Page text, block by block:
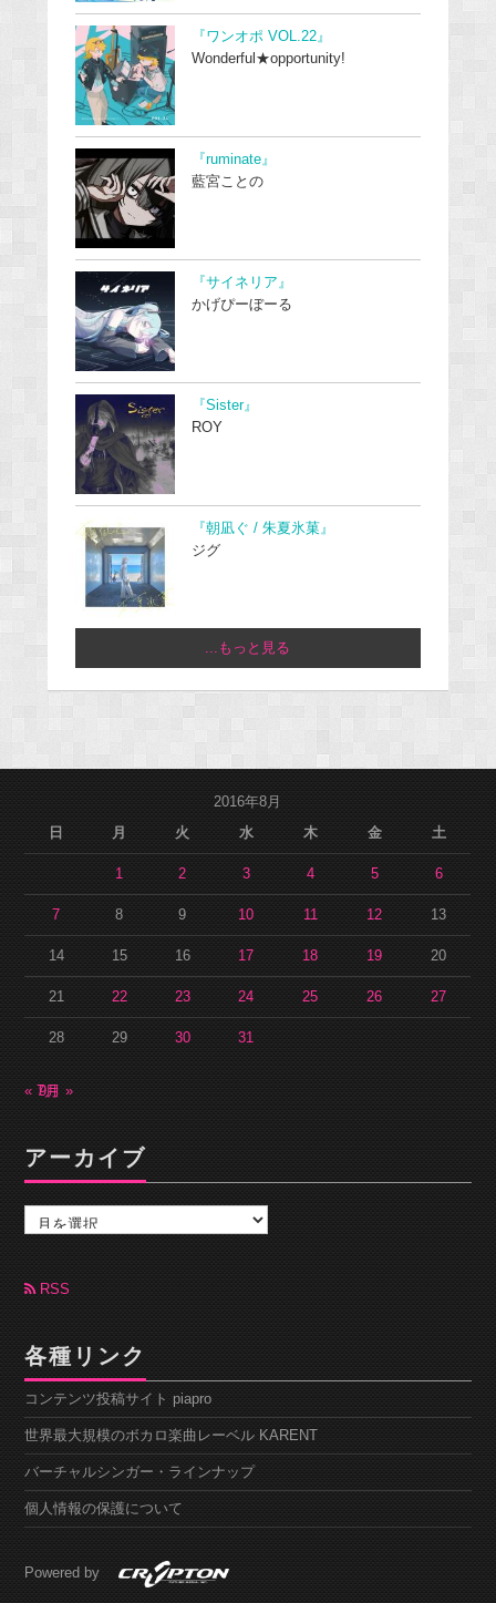
『ワンオポ VOL.22』
Wonderful★opportunity!
『ruminate』
藍宮ことの
『サイネリア』
かげぴーぼーる
『Sister』
ROY
『朝凪ぐ / 朱夏氷菓』
ジグ
...もっと見る
2016年8月
日
月 火 水 木 金 土
1 2 3 4 5 6
7 8 9 10 11 12 13
14 15 16 17 18 19 20
21 22 23 24 25 26 27
28 29 30 31
« 7月9月 »
アーカイブ
カ
ブRSS
各種リンク
コンテンツ投稿サイト piapro
世界最大規模のボカロ楽曲レーベル KARENT
バーチャルシンガー・ラインナップ
個人情報の保護について
Powered by